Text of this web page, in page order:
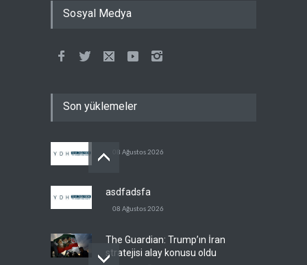
Sosyal Medya
Son yüklemeler
08 Ağustos 2026
asdfadsfa
08 Ağustos 2026
The Guardian: Trump’ın İran
stratejisi alay konusu oldu